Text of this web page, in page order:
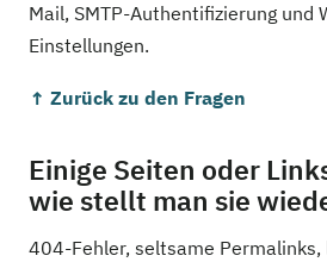
Mail, SMTP-Authentifizierung und
Einstellungen.
↑ Zurück zu den Fragen
Einige Seiten oder
wie stellt man sie
404-Fehler, seltsame